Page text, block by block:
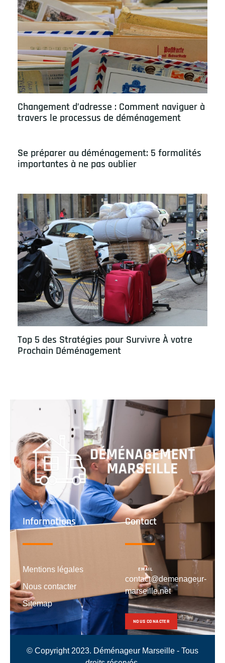
Changement d’adresse : Comment naviguer à
travers le processus de déménagement
Se préparer au déménagement: 5 formalités
importantes à ne pas oublier
Top 5 des Stratégies pour Survivre À votre
Prochain Déménagement
Informations
Mentions légales
Nous contacter
Sitemap
Contact
EMAIL
contact@demenageur-
marseille.net
NOUS CONACTER
© Copyright 2023. Déménageur Marseille - Tous